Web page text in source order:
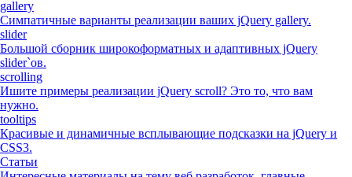
gallery
Симпатичные варианты реализации ваших jQuery gallery.
slider
Большой сборник широкоформатных и адаптивных jQuery
slider`ов.
scrolling
Ишите примеры реализации jQuery scroll? Это то, что вам
нужно.
tooltips
Красивые и динамичные всплывающие подсказки на jQuery и
CSS3.
Статьи